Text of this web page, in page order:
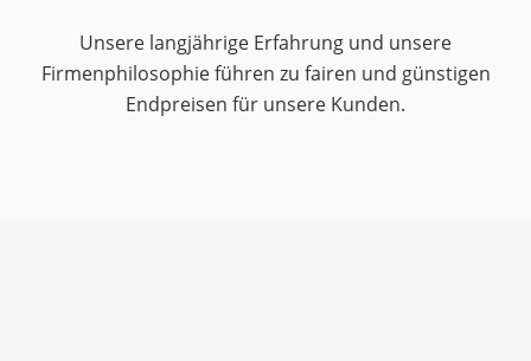
Unsere langjährige Erfahrung und unsere
Firmenphilosophie führen zu fairen und günstigen
Endpreisen für unsere Kunden.